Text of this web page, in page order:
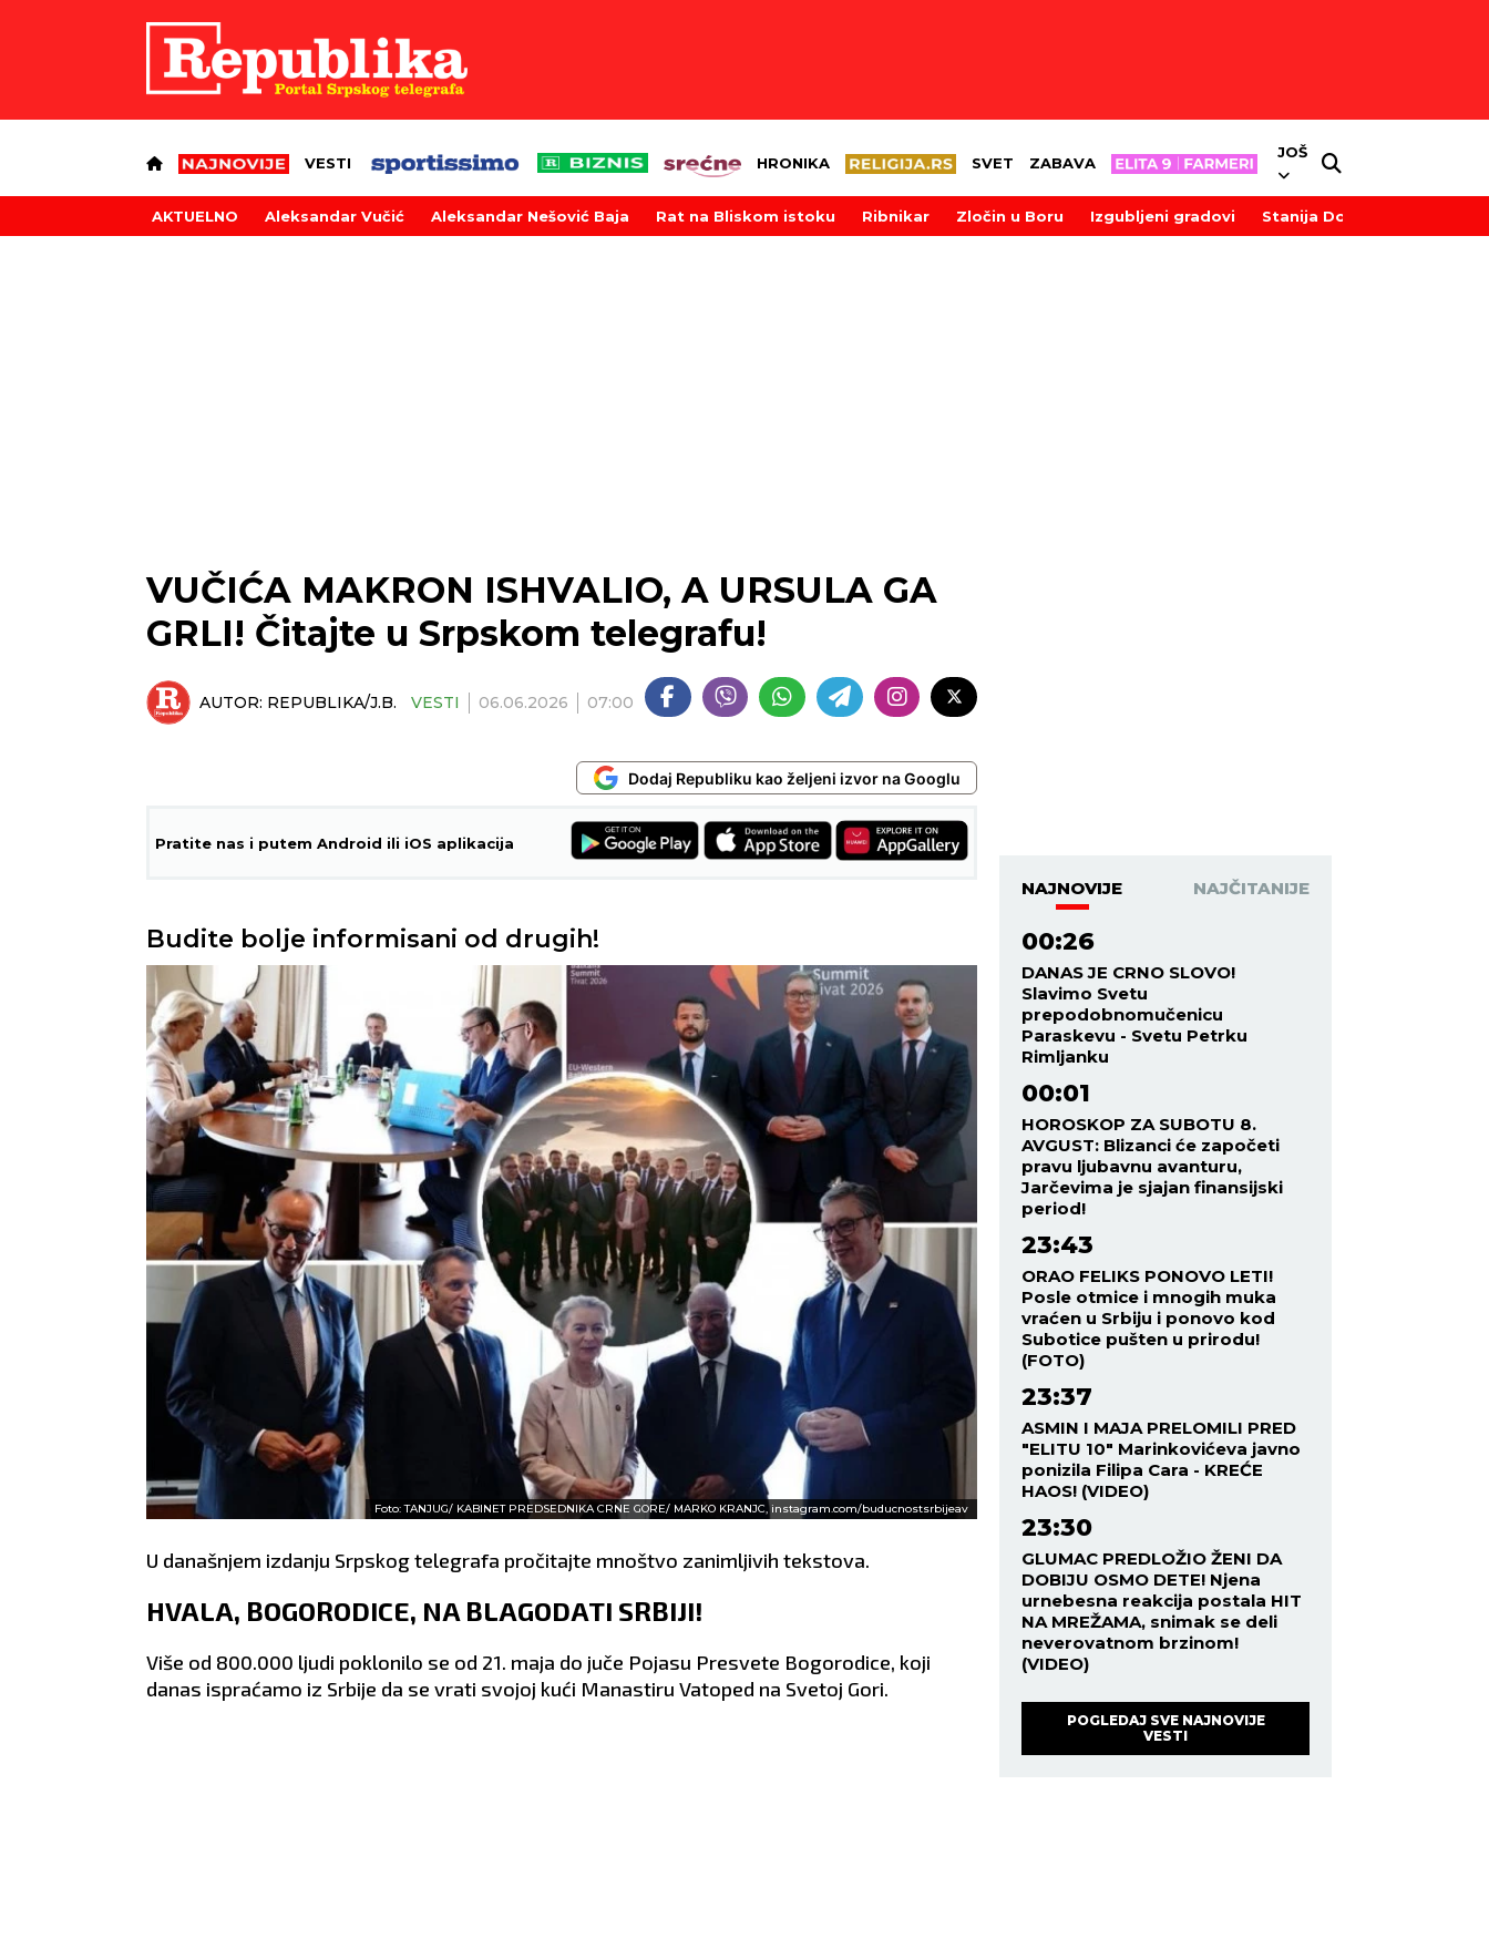
VESTI HRONIKA SVET ZABAVA
JOŠ
AKTUELNO Aleksandar Vučić Aleksandar Nešović Baja Rat na Bliskom istoku Ribnikar Zločin u Boru Izgubljeni gradovi Stanija Dobrojević
VUČIĆA MAKRON ISHVALIO, A URSULA GA
GRLI! Čitajte u Srpskom telegrafu!
AUTOR: REPUBLIKA/J.B. VESTI 06.06.2026 07:00
Dodaj Republiku kao željeni izvor na Googlu
Pratite nas i putem Android ili iOS aplikacija
Budite bolje informisani od drugih!
Foto: TANJUG/ KABINET PREDSEDNIKA CRNE GORE/ MARKO KRANJC, instagram.com/buducnostsrbijeav
U današnjem izdanju Srpskog telegrafa pročitajte mnoštvo zanimljivih tekstova.
HVALA, BOGORODICE, NA BLAGODATI SRBIJI!
Više od 800.000 ljudi poklonilo se od 21. maja do juče Pojasu Presvete Bogorodice, koji
danas ispraćamo iz Srbije da se vrati svojoj kući Manastiru Vatoped na Svetoj Gori.
NAJNOVIJE NAJČITANIJE
00:26
DANAS JE CRNO SLOVO!
Slavimo Svetu
prepodobnomučenicu
Paraskevu - Svetu Petrku
Rimljanku
00:01
HOROSKOP ZA SUBOTU 8.
AVGUST: Blizanci će započeti
pravu ljubavnu avanturu,
Jarčevima je sjajan finansijski
period!
23:43
ORAO FELIKS PONOVO LETI!
Posle otmice i mnogih muka
vraćen u Srbiju i ponovo kod
Subotice pušten u prirodu!
(FOTO)
23:37
ASMIN I MAJA PRELOMILI PRED
"ELITU 10" Marinkovićeva javno
ponizila Filipa Cara - KREĆE
HAOS! (VIDEO)
23:30
GLUMAC PREDLOŽIO ŽENI DA
DOBIJU OSMO DETE! Njena
urnebesna reakcija postala HIT
NA MREŽAMA, snimak se deli
neverovatnom brzinom!
(VIDEO)
POGLEDAJ SVE NAJNOVIJE
VESTI